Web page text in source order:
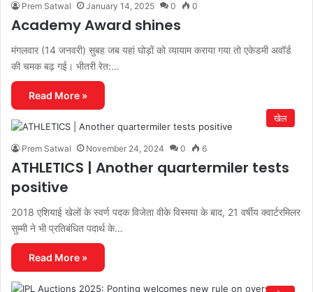
Prem Satwal January 14, 2025 0 0
Academy Award shines
मंगलवार (14 जनवरी) सुबह जब यहां घोड़ों को व्यायाम कराया गया तो एकेडमी अवॉर्ड
की चमक बढ़ गई। भीतरी रेत:…
Read More »
खेल
Prem Satwal November 24, 2024 0 6
ATHLETICS | Another quartermiler tests
positive
2018 एशियाई खेलों के स्वर्ण पदक विजेता वीके विस्मया के बाद, 21 वर्षीय क्वार्टरमिलर
सुम्मी ने भी प्रतिबंधित पदार्थ के…
Read More »